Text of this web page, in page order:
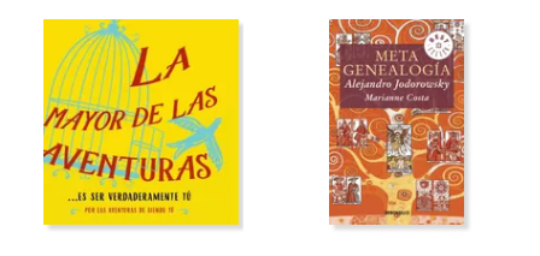
dcto. $ 26.61 dcto.